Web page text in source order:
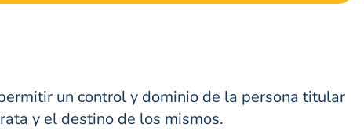
un control y dominio de la persona titular
y el destino de los mismos.